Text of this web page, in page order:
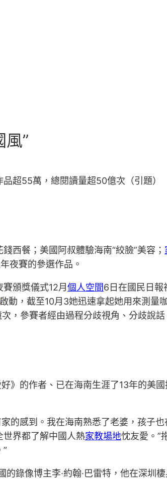
”
超55萬，總閱讀量超50億次（引題）
西餐；美國阿叔體驗海南“絞臉”美容；
夜賽的參選作品。
頒獎儀式12月個人空間6日在國民日報
啟動，截至10月3她迅速拿起她用來測量
，參賽者經由過程分歧視角、分歧說話
》的作者、已在海南生涯了13年的美
的感到。我在海南熟悉了老婆，孩子
世界都了解中國人熱家教場地忱友愛。”
的錄像博主李·約翰·巴雷特，他在深圳